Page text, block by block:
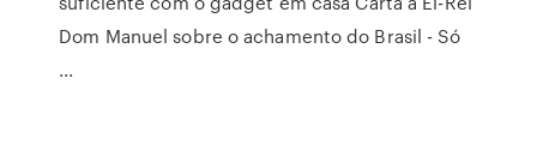
Dom Manuel sobre o achamento do Brasil - Só
...